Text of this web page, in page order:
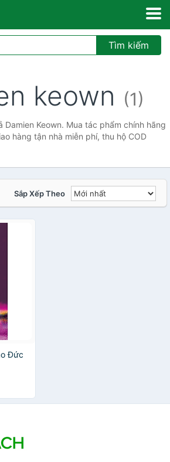
Tìm kiếm
keown (1)
Keown. Mua tác phẩm chính hãng
hàng tận nhà miễn phí, thu hộ COD
Sắp Xếp Theo
Đức